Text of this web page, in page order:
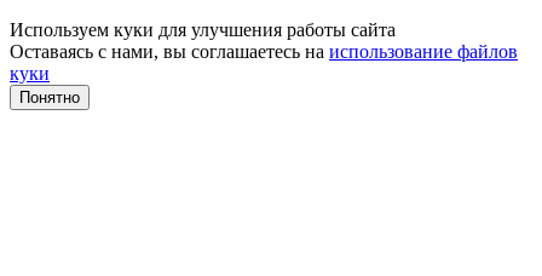
Используем куки для улучшения работы сайта
Оставаясь с нами, вы соглашаетесь на использование файлов
куки
Понятно